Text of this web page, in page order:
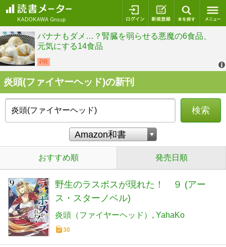
ログイン 新規登録
炎頭(ファイヤーヘッド)の新刊
検索
おすすめ順 発売日順
野生のラスボスが現れた！ ９ (アー
ス・スターノベル)
炎頭（ファイヤーヘッド） YahaKo
30